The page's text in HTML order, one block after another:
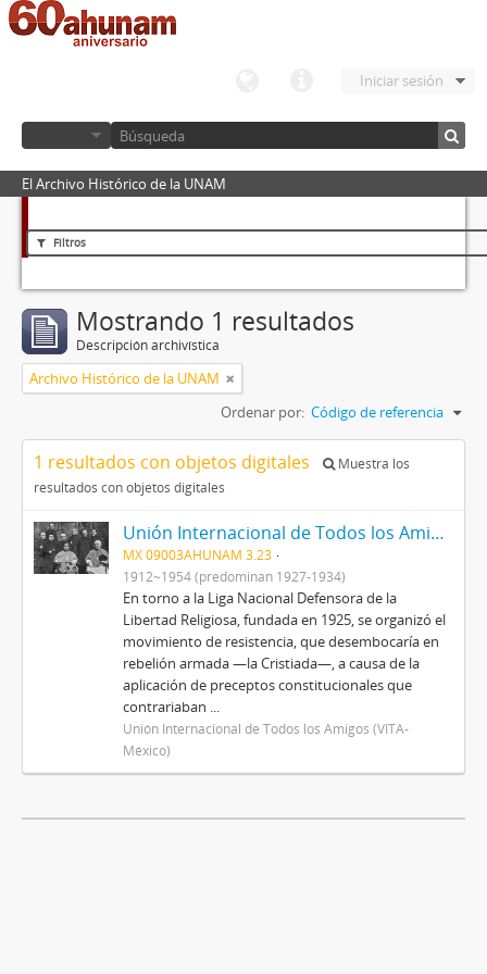
Iniciar sesión
El Archivo Histórico de la UNAM
Filtros
Mostrando 1 resultados
Descripción archivística
Archivo Histórico de la UNAM
Ordenar por: Código de referencia
1 resultados con objetos digitales
Muestra los
resultados con objetos digitales
Unión Internacional de Todos los Amigos (VITA-México)
MX 09003AHUNAM 3.23
1912~1954 (predominan 1927-1934)
En torno a la Liga Nacional Defensora de la
Libertad Religiosa, fundada en 1925, se organizó el
movimiento de resistencia, que desembocaría en
rebelión armada —la Cristiada—, a causa de la
aplicación de preceptos constitucionales que
contrariaban ...
Unión Internacional de Todos los Amigos (VITA-
México)